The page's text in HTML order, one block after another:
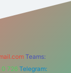
Teams:
0 726 Telegram: